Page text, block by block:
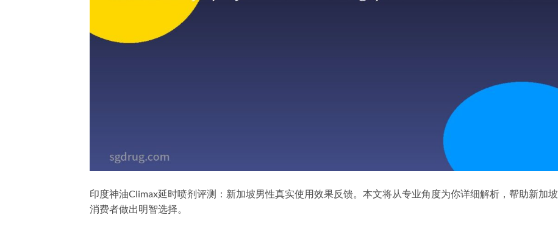
印度神油Climax延时喷剂评测：新加坡男性真实使用效果反馈。本文将从专业角度为你详细解析，帮助新加坡
消费者做出明智选择。